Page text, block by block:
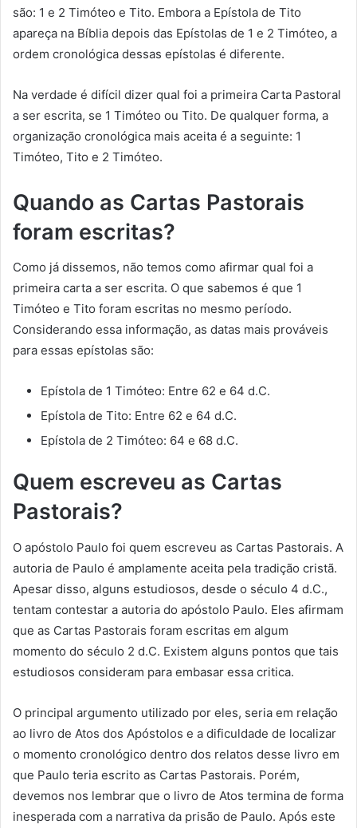
são: 1 e 2 Timóteo e Tito. Embora a Epístola de Tito
apareça na Bíblia depois das Epístolas de 1 e 2 Timóteo, a
ordem cronológica dessas epístolas é diferente.
Na verdade é difícil dizer qual foi a primeira Carta Pastoral
a ser escrita, se 1 Timóteo ou Tito. De qualquer forma, a
organização cronológica mais aceita é a seguinte: 1
Timóteo, Tito e 2 Timóteo.
Quando as Cartas Pastorais
foram escritas?
Como já dissemos, não temos como afirmar qual foi a
primeira carta a ser escrita. O que sabemos é que 1
Timóteo e Tito foram escritas no mesmo período.
Considerando essa informação, as datas mais prováveis
para essas epístolas são:
Epístola de 1 Timóteo: Entre 62 e 64 d.C.
Epístola de Tito: Entre 62 e 64 d.C.
Epístola de 2 Timóteo: 64 e 68 d.C.
Quem escreveu as Cartas
Pastorais?
O apóstolo Paulo foi quem escreveu as Cartas Pastorais. A
autoria de Paulo é amplamente aceita pela tradição cristã.
Apesar disso, alguns estudiosos, desde o século 4 d.C.,
tentam contestar a autoria do apóstolo Paulo. Eles afirmam
que as Cartas Pastorais foram escritas em algum
momento do século 2 d.C. Existem alguns pontos que tais
estudiosos consideram para embasar essa critica.
O principal argumento utilizado por eles, seria em relação
ao livro de Atos dos Apóstolos e a dificuldade de localizar
o momento cronológico dentro dos relatos desse livro em
que Paulo teria escrito as Cartas Pastorais. Porém,
devemos nos lembrar que o livro de Atos termina de forma
inesperada com a narrativa da prisão de Paulo. Após este